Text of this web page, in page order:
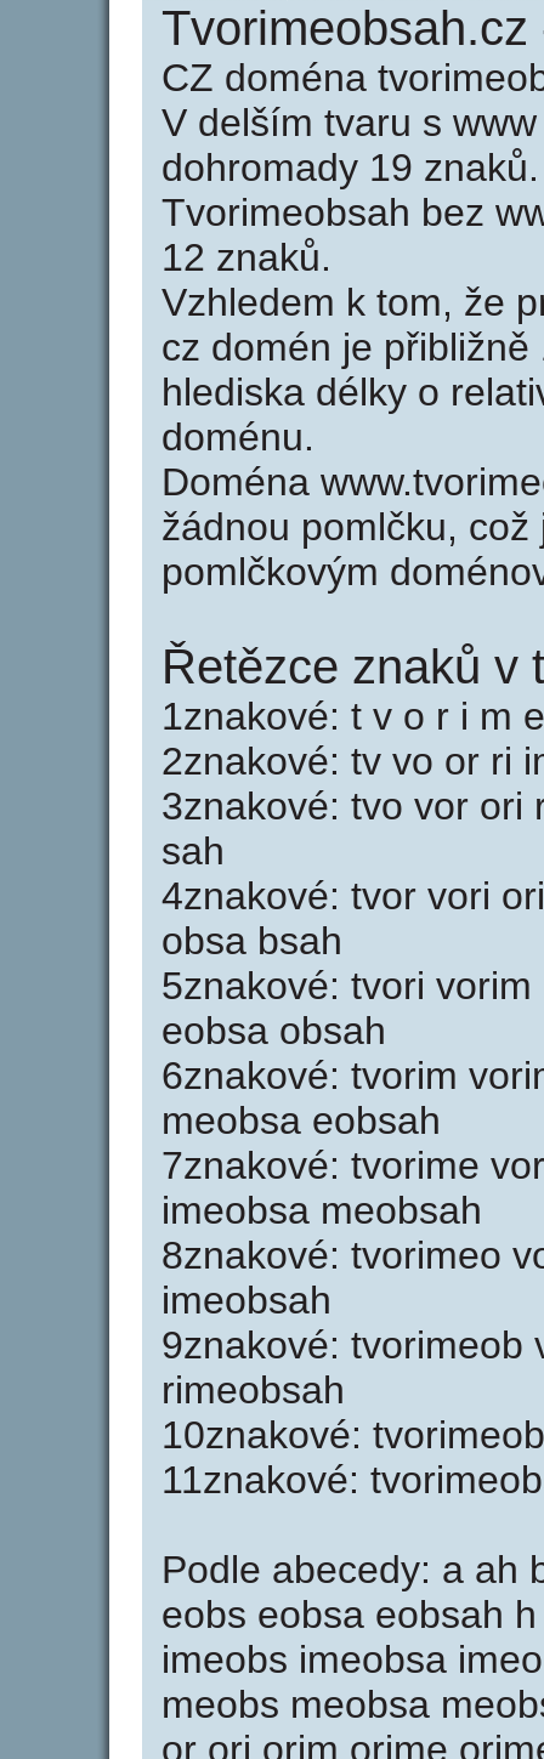
CZ doména
V delším tvaru s
dohromady 19
Tvorimeobsah bez
12 znaků.
Vzhledem k tom, že
cz domén je
hlediska délky o
doménu.
Doména
žádnou pomlčku,
pomlčkovým
Řetězce znaků v
1znakové: t v o r i m
2znakové: tv vo or ri
3znakové: tvo vor ori
sah
4znakové: tvor vori
obsa bsah
5znakové: tvori
eobsa obsah
6znakové: tvorim
meobsa eobsah
7znakové: tvorime
imeobsa meobsah
8znakové: tvorimeo
imeobsah
9znakové: tvorimeob
rimeobsah
10znakové:
11znakové:
Podle abecedy: a ah
eobs eobsa eobsah
imeobs imeobsa
meobs meobsa
or ori orim orime